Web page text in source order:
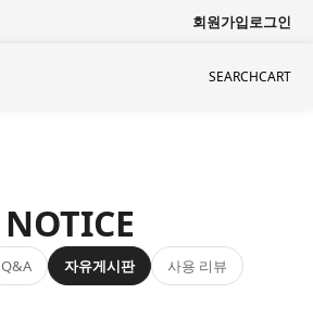
회원가입로그인
SEARCHCART
NOTICE
Q&A 자유게시판 사용 리뷰